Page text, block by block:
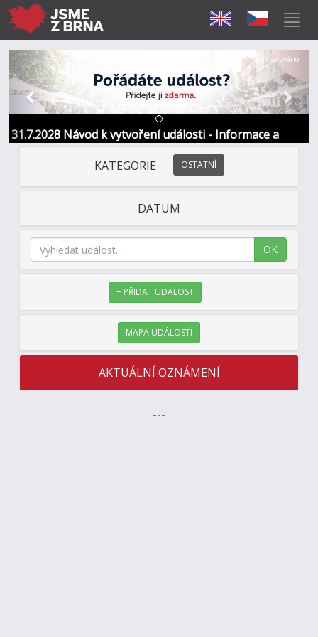
31.7.2028 Návod k vytvoření události - Informace a
kontakt
Předchozí Další
Sponzorováno
KATEGORIE OSTATNÍ
DATUM
OK
+ PŘIDAT UDÁLOST
MAPA UDÁLOSTÍ
AKTUÁLNÍ OZNÁMENÍ
---